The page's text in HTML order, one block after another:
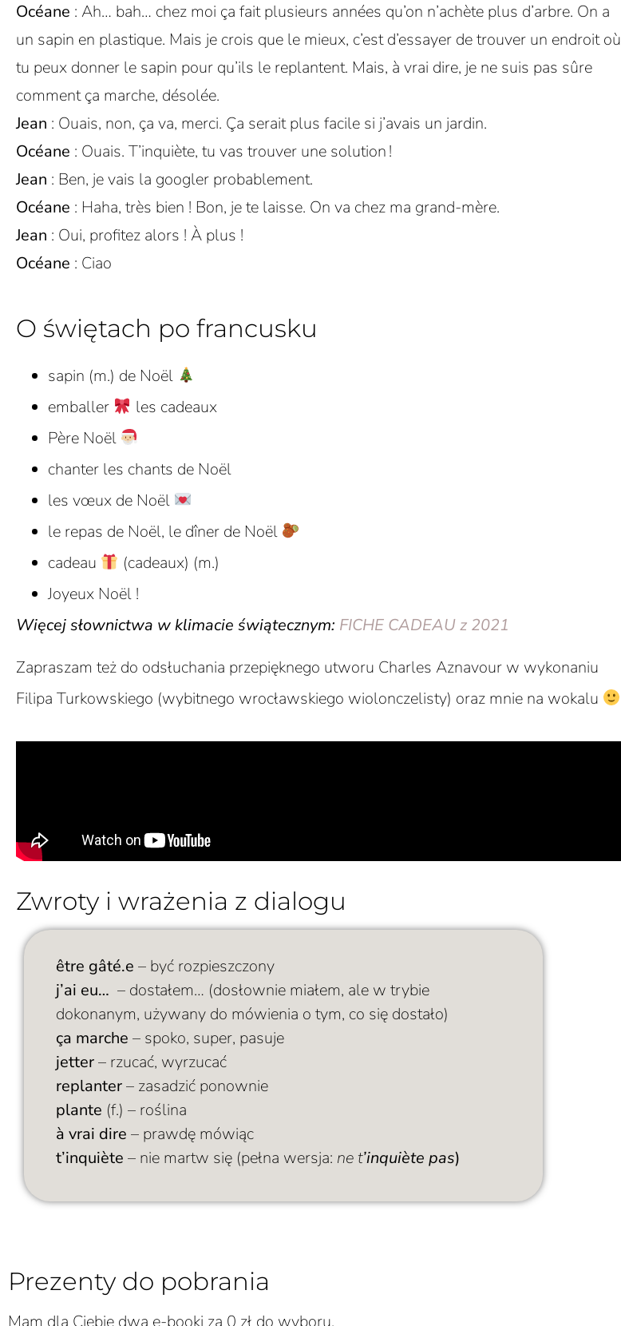
Océane : Ah… bah… chez moi ça fait plusieurs années qu’on n’achète plus d’arbre. On a
un sapin en plastique. Mais je crois que le mieux, c’est d’essayer de trouver un endroit où
tu peux donner le sapin pour qu’ils le replantent. Mais, à vrai dire, je ne suis pas sûre
comment ça marche, désolée.
Jean : Ouais, non, ça va, merci. Ça serait plus facile si j’avais un jardin.
Océane : Ouais. T’inquiète, tu vas trouver une solution !
Jean : Ben, je vais la googler probablement.
Océane : Haha, très bien ! Bon, je te laisse. On va chez ma grand-mère.
Jean : Oui, profitez alors ! À plus !
Océane : Ciao
O świętach po francusku
sapin (m.) de Noël
emballer
les cadeaux
Père Noël
chanter les chants de Noël
les vœux de Noël
le repas de Noël, le dîner de Noël
cadeau
(cadeaux) (m.)
Joyeux Noël !
Więcej słownictwa w klimacie świątecznym: FICHE CADEAU z 2021
Zapraszam też do odsłuchania przepięknego utworu Charles Aznavour w wykonaniu
Filipa Turkowskiego (wybitnego wrocławskiego wiolonczelisty) oraz mnie na wokalu
Zwroty i wrażenia z dialogu
être gâté.e – być rozpieszczony
j’ai eu… – dostałem… (dosłownie miałem, ale w trybie
dokonanym, używany do mówienia o tym, co się dostało)
ça marche – spoko, super, pasuje
jetter– rzucać, wyrzucać
replanter– zasadzić ponownie
plante (f.) – roślina
à vrai dire – prawdę mówiąc
t’inquiète – nie martw się (pełna wersja: ne t’inquiète pas)
Prezenty do pobrania
Mam dla Ciebie dwa e-booki za 0 zł do wyboru.